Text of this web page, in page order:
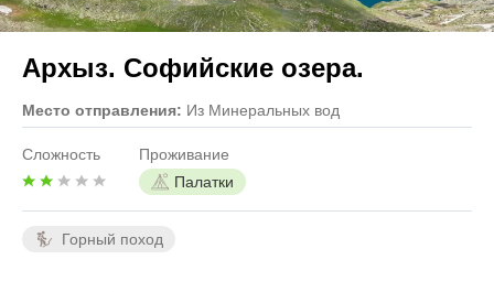
Архыз. Софийские озера.
Место отправления: Из Минеральных вод
Сложность
Проживание
Палатки
Горный поход